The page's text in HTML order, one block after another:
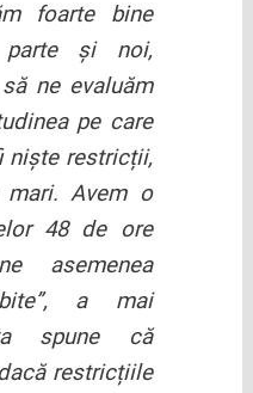
foarte bine
și noi,
ne evaluăm
pe care
niște restricții,
mari. Avem o
48 de ore
asemenea
a mai
spune că
restricțiile